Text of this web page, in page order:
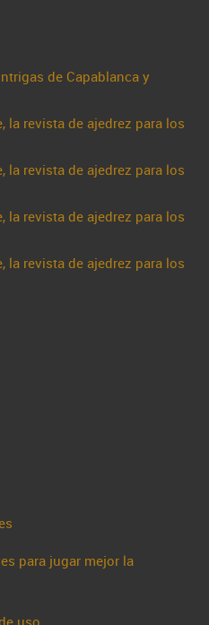
de Capablanca y
la revista de ajedrez para los
la revista de ajedrez para los
la revista de ajedrez para los
la revista de ajedrez para los
para jugar mejor la
uso